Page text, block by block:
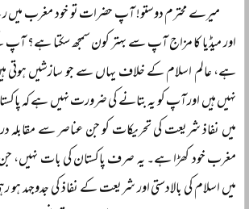
میرے محترم دوستو! آپ حضرات تو خود مغرب میں
اور میڈیا کا مزاج آپ سے بہتر کون سمجھ سکتا ہے؟
ہے، عالم اسلام کے خلاف یہاں سے جو سازشیں
نہیں ہیں اور آپ کو یہ بتانے کی ضرورت نہیں ہے کہ
میں نفاذ شریعت کی تحریکات کو جن عناصر سے
مغرب خود کھڑا ہے۔ یہ صرف پاکستان کی بات
میں اسلام کی بالادستی اور شریعت کے نفاذ کی جدوجہد